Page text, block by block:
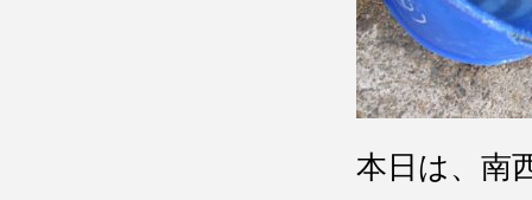
本日は、南